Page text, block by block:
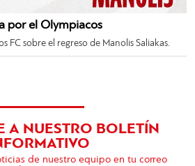
por el Olympiacos
FC sobre el regreso de Manolis Saliakas.
A NUESTRO BOLETÍN
de nuestro equipo en tu correo